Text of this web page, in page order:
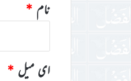
نام *
ای میل *